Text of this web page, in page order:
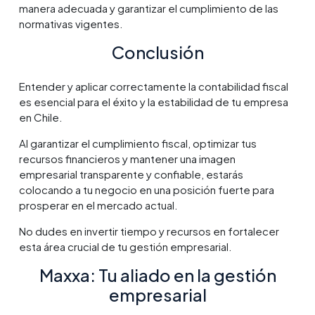
manera adecuada y garantizar el cumplimiento de las
normativas vigentes.
Conclusión
Entender y aplicar correctamente la contabilidad fiscal
es esencial para el éxito y la estabilidad de tu empresa
en Chile.
Al garantizar el cumplimiento fiscal, optimizar tus
recursos financieros y mantener una imagen
empresarial transparente y confiable, estarás
colocando a tu negocio en una posición fuerte para
prosperar en el mercado actual.
No dudes en invertir tiempo y recursos en fortalecer
esta área crucial de tu gestión empresarial.
Maxxa: Tu aliado en la gestión
empresarial